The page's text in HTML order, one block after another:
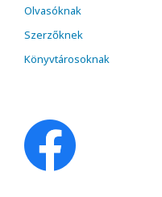
Olvasóknak
Szerzőknek
Könyvtárosoknak